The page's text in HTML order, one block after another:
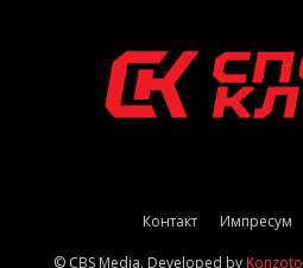
Контакт Импресум
© CBS Media. Developed byKonzoto